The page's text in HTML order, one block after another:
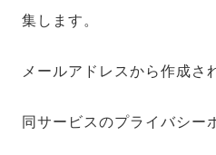
集します。
メールアドレスから作成さ
同サービスのプライバシ